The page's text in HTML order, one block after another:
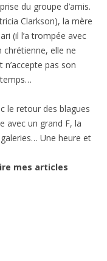
du groupe d’amis.
Clarkson), la mère
(il l’a trompée avec
elle ne
pas son
le retour des blagues
avec un grand F, la
Une heure et
mes articles